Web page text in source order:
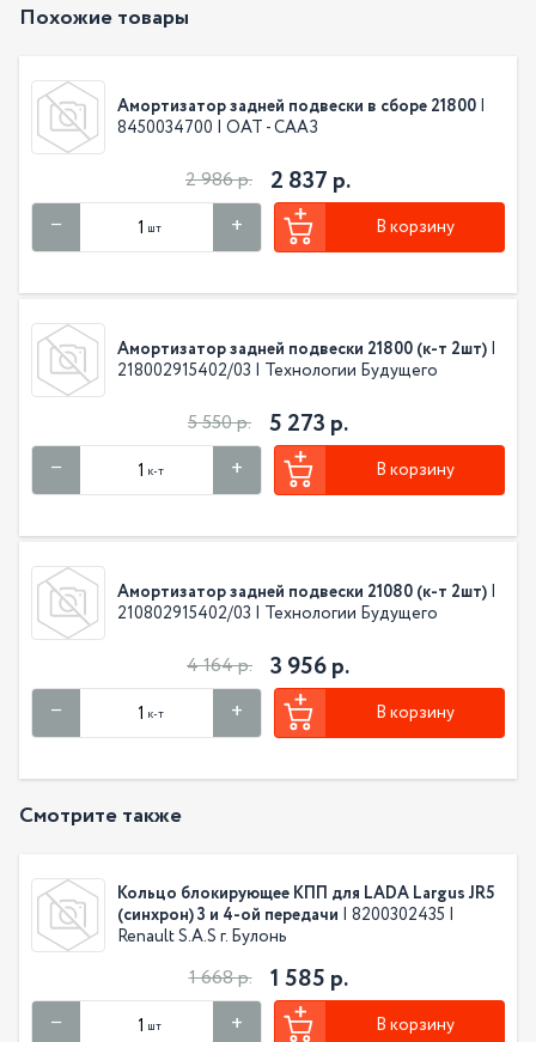
Похожие товары
Амортизатор задней подвески в сборе 21800 |
8450034700 | ОАТ - СААЗ
2 986 р. 2 837 р.
шт В корзину
Амортизатор задней подвески 21800 (к-т 2шт) |
218002915402/03 | Технологии Будущего
5 550 р. 5 273 р.
к-т В корзину
Амортизатор задней подвески 21080 (к-т 2шт) |
210802915402/03 | Технологии Будущего
4 164 р. 3 956 р.
к-т В корзину
Смотрите также
Кольцо блокирующее КПП для LADA Largus JR5
(синхрон) 3 и 4-ой передачи | 8200302435 |
Renault S.A.S г. Булонь
1 668 р. 1 585 р.
шт В корзину